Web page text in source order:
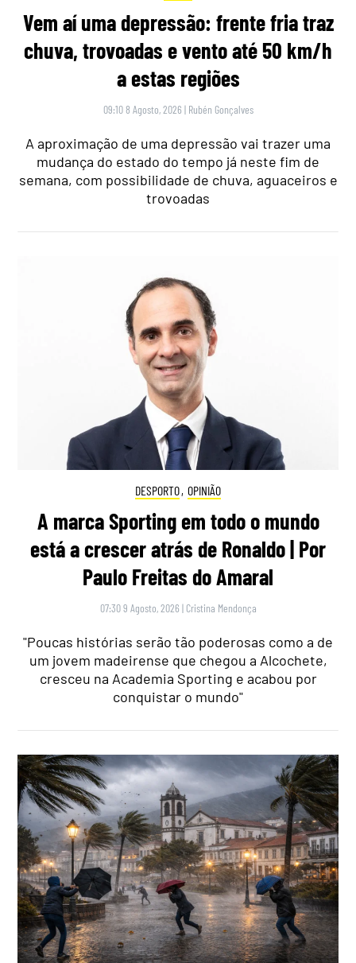
Vem aí uma depressão: frente fria traz
chuva, trovoadas e vento até 50 km/h
a estas regiões
09:10 8 Agosto, 2026 | Rubén Gonçalves
A aproximação de uma depressão vai trazer uma
mudança do estado do tempo já neste fim de
semana, com possibilidade de chuva, aguaceiros e
trovoadas
DESPORTO, OPINIÃO
A marca Sporting em todo o mundo
está a crescer atrás de Ronaldo | Por
Paulo Freitas do Amaral
07:30 9 Agosto, 2026 | Cristina Mendonça
"Poucas histórias serão tão poderosas como a de
um jovem madeirense que chegou a Alcochete,
cresceu na Academia Sporting e acabou por
conquistar o mundo"